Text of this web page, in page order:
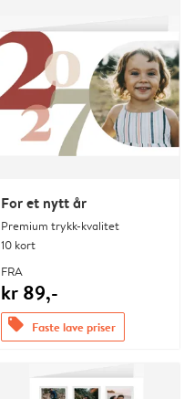
For et nytt år
Premium trykk-kvalitet
10 kort
FRA
kr 89,-
offers Faste lave priser